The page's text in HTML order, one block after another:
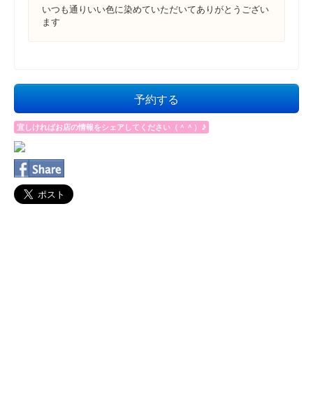
いつも通りいい色に染めていただいてありがとうござい
ます
予約する
宜しければお店の情報をシェアしてください（＾＾）♪